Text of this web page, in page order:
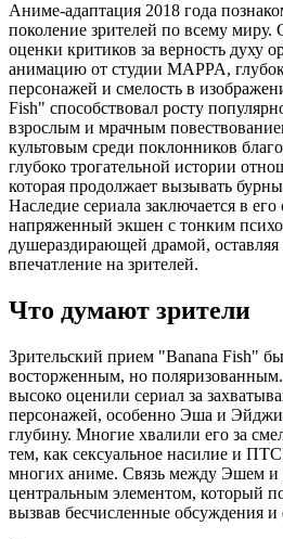
Аниме-адаптация 2018 года
поколение зрителей по всему
оценки критиков за верность духу
анимацию от студии MAPPA,
персонажей и смелость в
Fish" способствовал росту
взрослым и мрачным
культовым среди поклонников
глубоко трогательной истории
которая продолжает вызывать
Наследие сериала заключается в его
напряженный экшен с тонким
душераздирающей драмой, оставляя
впечатление на зрителей.
Что думают зрители
Зрительский прием "Banana Fish"
восторженным, но
высоко оценили сериал за
персонажей, особенно Эша и
глубину. Многие хвалили его за
тем, как сексуальное насилие и
многих аниме. Связь между Эшем и
центральным элементом, который
вызвав бесчисленные обсуждения и